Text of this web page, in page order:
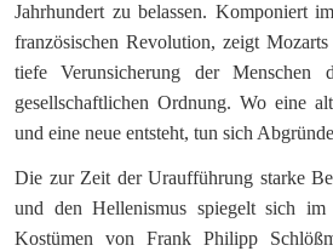
Jahrhundert zu belassen. Komponiert
französischen Revolution, zeigt
tiefe Verunsicherung der Menschen
gesellschaftlichen Ordnung. Wo eine
und eine neue entsteht, tun sich
Die zur Zeit der Uraufführung starke
und den Hellenismus spiegelt sich
Kostümen von Frank Philipp